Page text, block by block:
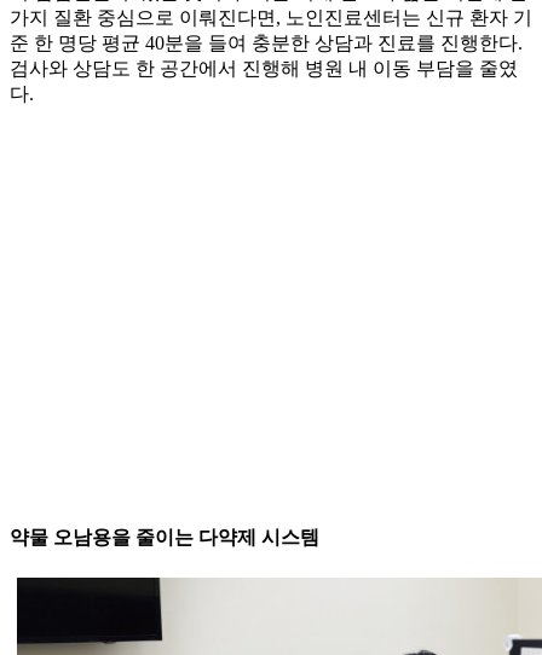
가지 질환 중심으로 이뤄진다면, 노인진료센터는 신규 환자 기
준 한 명당 평균 40분을 들여 충분한 상담과 진료를 진행한다.
검사와 상담도 한 공간에서 진행해 병원 내 이동 부담을 줄였
다.
약물 오남용을 줄이는 다약제 시스템